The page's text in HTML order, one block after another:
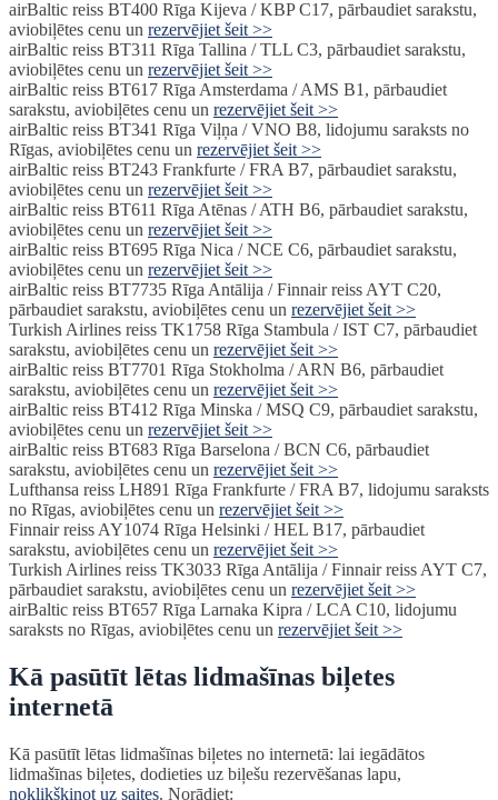
airBaltic reiss BT400 Rīga Kijeva / KBP C17, pārbaudiet sarakstu,
aviobiļētes cenu un rezervējiet šeit >>
airBaltic reiss BT311 Rīga Tallina / TLL C3, pārbaudiet sarakstu,
aviobiļētes cenu un rezervējiet šeit >>
airBaltic reiss BT617 Rīga Amsterdama / AMS B1, pārbaudiet
sarakstu, aviobiļētes cenu un rezervējiet šeit >>
airBaltic reiss BT341 Rīga Viļņa / VNO B8, lidojumu saraksts no
Rīgas, aviobiļētes cenu un rezervējiet šeit >>
airBaltic reiss BT243 Frankfurte / FRA B7, pārbaudiet sarakstu,
aviobiļētes cenu un rezervējiet šeit >>
airBaltic reiss BT611 Rīga Atēnas / ATH B6, pārbaudiet sarakstu,
aviobiļētes cenu un rezervējiet šeit >>
airBaltic reiss BT695 Rīga Nica / NCE C6, pārbaudiet sarakstu,
aviobiļētes cenu un rezervējiet šeit >>
airBaltic reiss BT7735 Rīga Antālija / Finnair reiss AYT C20,
pārbaudiet sarakstu, aviobiļētes cenu un rezervējiet šeit >>
Turkish Airlines reiss TK1758 Rīga Stambula / IST C7, pārbaudiet
sarakstu, aviobiļētes cenu un rezervējiet šeit >>
airBaltic reiss BT7701 Rīga Stokholma / ARN B6, pārbaudiet
sarakstu, aviobiļētes cenu un rezervējiet šeit >>
airBaltic reiss BT412 Rīga Minska / MSQ C9, pārbaudiet sarakstu,
aviobiļētes cenu un rezervējiet šeit >>
airBaltic reiss BT683 Rīga Barselona / BCN C6, pārbaudiet
sarakstu, aviobiļētes cenu un rezervējiet šeit >>
Lufthansa reiss LH891 Rīga Frankfurte / FRA B7, lidojumu saraksts
no Rīgas, aviobiļētes cenu un rezervējiet šeit >>
Finnair reiss AY1074 Rīga Helsinki / HEL B17, pārbaudiet
sarakstu, aviobiļētes cenu un rezervējiet šeit >>
Turkish Airlines reiss TK3033 Rīga Antālija / Finnair reiss AYT C7,
pārbaudiet sarakstu, aviobiļētes cenu un rezervējiet šeit >>
airBaltic reiss BT657 Rīga Larnaka Kipra / LCA C10, lidojumu
saraksts no Rīgas, aviobiļētes cenu un rezervējiet šeit >>
Kā pasūtīt lētas lidmašīnas biļetes
internetā
Kā pasūtīt lētas lidmašīnas biļetes no internetā: lai iegādātos
lidmašīnas biļetes, dodieties uz biļešu rezervēšanas lapu,
noklikšķinot uz saites. Norādiet: